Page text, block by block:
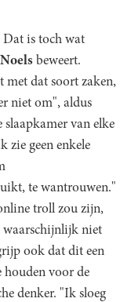
Dat is toch wat
beweert.
met dat soort zaken,
niet om", aldus
slaapkamer van elke
zie geen enkele
te wantrouwen."
troll zou zijn,
waarschijnlijk niet
ook dat dit een
houden voor de
denker. "Ik sloeg